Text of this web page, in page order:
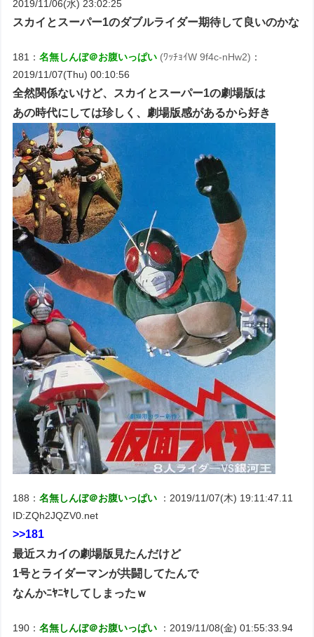
2019/11/06(水) 23:02:25
スカイとスーパー1のダブルライダー期待して良いのかな
181：名無しんぼ＠お腹いっぱい (ﾜｯﾁｮｲW 9f4c-nHw2) ：
2019/11/07(Thu) 00:10:56
全然関係ないけど、スカイとスーパー1の劇場版は
あの時代にしては珍しく、劇場版感があるから好き
188：名無しんぼ＠お腹いっぱい
：2019/11/07(木) 19:11:47.11
ID:ZQh2JQZV0.net
>>181
最近スカイの劇場版見たんだけど
1号とライダーマンが共闘してたんで
なんかﾆﾔﾆﾔしてしまったｗ
190：名無しんぼ＠お腹いっぱい
：2019/11/08(金) 01:55:33.94